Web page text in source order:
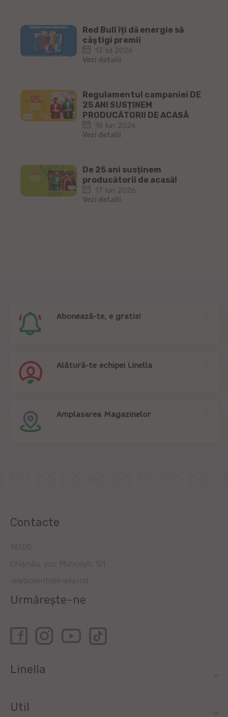
Red Bull îți dă energie să
câștigi premii
13 Iul 2026
Vezi detalii
Regulamentul campaniei DE
25 ANI SUSȚINEM
PRODUCĂTORII DE ACASĂ
18 Iun 2026
Vezi detalii
De 25 ani susținem
producătorii de acasă!
17 Iun 2026
Vezi detalii
Abonează-te, e gratis!
Alătură-te echipei Linella
Amplasarea Magazinelor
Contacte
14505
Chișinău, șos. Muncești, 121
relatiiclienti@linella.md
Urmărește-ne
Linella
Util